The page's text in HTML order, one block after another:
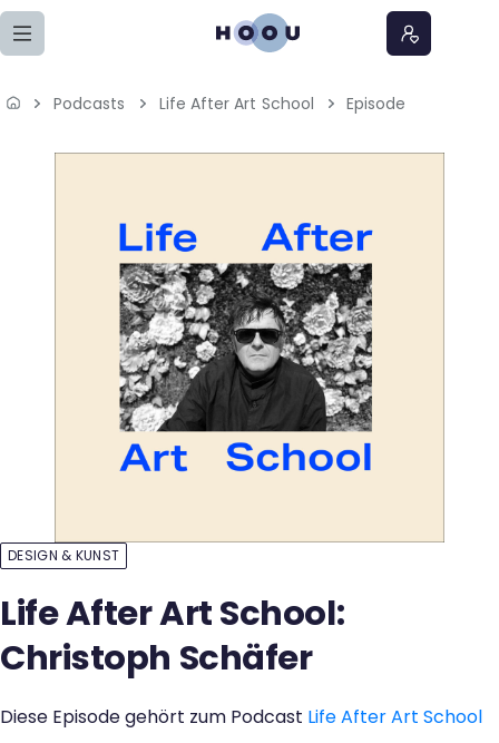
Zum Seiteninhalt springen
Home
Lernangebote
Meine Lernangebote
News
Veranstaltungen
Über uns
Podcasts Life After Art School Episode
DESIGN & KUNST
Life After Art School:
Christoph Schäfer
Diese Episode gehört zum Podcast Life After Art School